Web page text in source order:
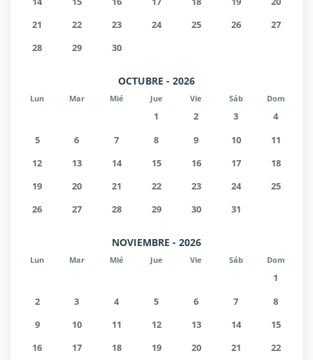
21
22 23 24 25 26
27
28
29 30
OCTUBRE - 2026
Lun Mar Mié Jue Vie Sáb Dom
1 2 3
4
5
6 7 8 9 10
11
12
13 14 15 16 17
18
19
20 21 22 23 24
25
26
27 28 29 30 31
NOVIEMBRE - 2026
Lun Mar Mié Jue Vie Sáb Dom
1
2
3 4 5 6 7
8
9
10 11 12 13 14
15
16
17 18 19 20 21
22